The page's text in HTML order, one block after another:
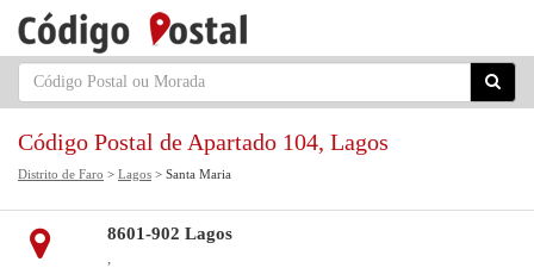
Código Postal de Apartado 104, Lagos
Distrito de Faro > Lagos > Santa Maria
8601-902 Lagos
,